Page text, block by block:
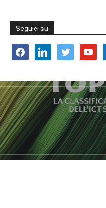
Seguici su
facebooklinkedin twitter youtube